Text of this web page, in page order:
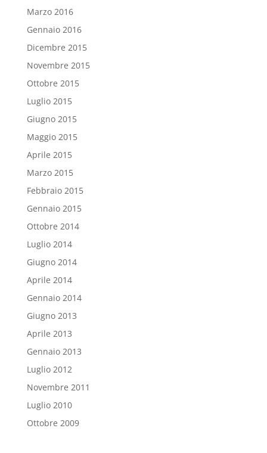
Marzo 2016
Gennaio 2016
Dicembre 2015
Novembre 2015
Ottobre 2015
Luglio 2015
Giugno 2015
Maggio 2015
Aprile 2015
Marzo 2015
Febbraio 2015
Gennaio 2015
Ottobre 2014
Luglio 2014
Giugno 2014
Aprile 2014
Gennaio 2014
Giugno 2013
Aprile 2013
Gennaio 2013
Luglio 2012
Novembre 2011
Luglio 2010
Ottobre 2009